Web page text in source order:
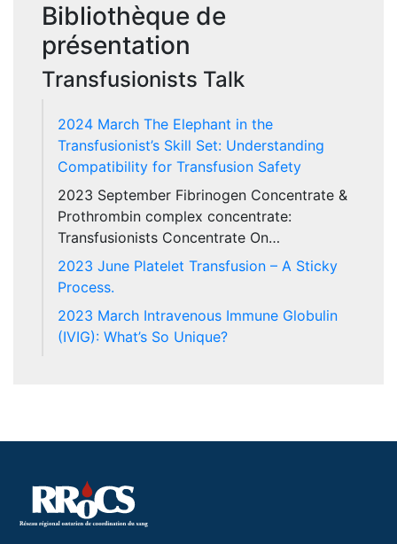
Bibliothèque de
présentation
Transfusionists Talk
2024 March The Elephant in the
Transfusionist’s Skill Set: Understanding
Compatibility for Transfusion Safety
2023 September Fibrinogen Concentrate &
Prothrombin complex concentrate:
Transfusionists Concentrate On…
2023 June Platelet Transfusion – A Sticky
Process.
2023 March Intravenous Immune Globulin
(IVIG): What’s So Unique?